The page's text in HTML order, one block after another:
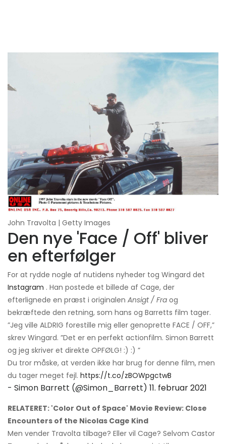
John Travolta | Getty Images
Den nye 'Face / Off' bliver
en efterfølger
For at rydde nogle af nutidens nyheder tog Wingard det
Instagram . Han postede et billede af Cage, der
efterlignede en præst i originalen Ansigt / Fra og
bekræftede den retning, som hans og Barretts film tager.
”Jeg ville ALDRIG forestille mig eller genoprette FACE / OFF,”
skrev Wingard. ”Det er en perfekt actionfilm. Simon Barrett
og jeg skriver et direkte OPFØLG! :) :) ”
Du tror måske, at verden ikke har brug for denne film, men
du tager meget fejl. https://t.co/zBOWpgctwB
- Simon Barrett (@Simon_Barrett) 11. februar 2021
RELATERET: 'Color Out of Space' Movie Review: Close
Encounters of the Nicolas Cage Kind
Men vender Travolta tilbage? Eller vil Cage? Selvom Castor